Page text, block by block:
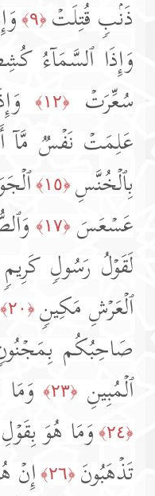
ذَنۢبࣲ قُتِلَتۡ ﴿٩﴾
وَإِذَا ٱلسَّمَاۤءُ
سُعِّرَتۡ
﴿١٢﴾
عَلِمَتۡ نَفۡسࣱ مَّاۤ
بِٱلۡخُنَّسِ ﴿١٥﴾
عَسۡعَسَ ﴿١٧﴾
لَقَوۡلُ رَسُولࣲ كَرِیمࣲ
ٱلۡعَرۡشِ مَكِینࣲ ﴿٢٠﴾
صَاحِبُكُم
ٱلۡمُبِینِ ﴿٢٣﴾
﴿٢٤﴾ وَمَا هُوَ
تَذۡهَبُونَ ﴿٢٦﴾ إِنۡ